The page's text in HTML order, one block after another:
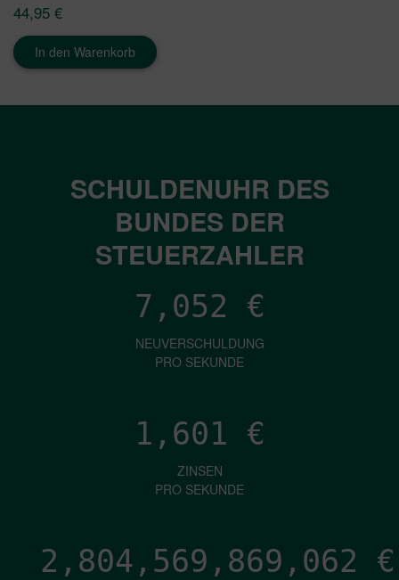
44,95 €
In den Warenkorb
SCHULDENUHR DES
BUNDES DER
STEUERZAHLER
7,052 €
NEUVERSCHULDUNG
PRO SEKUNDE
1,601 €
ZINSEN
PRO SEKUNDE
2,804,569,870,754 €